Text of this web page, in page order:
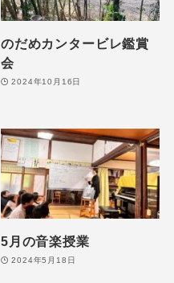
のだめカンタービレ鑑賞
会
2024年10月16日
5月の音楽授業
2024年5月18日